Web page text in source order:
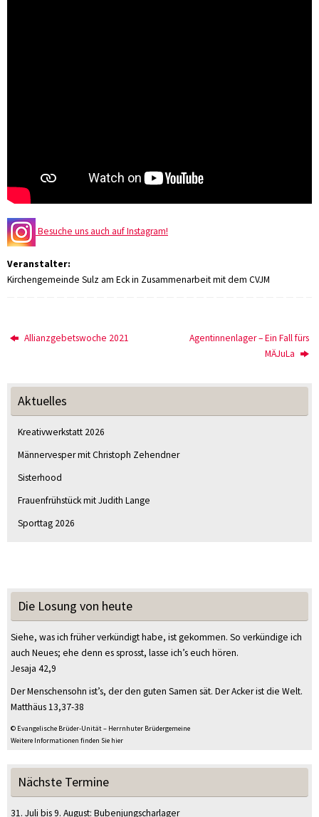
Besuche uns auch auf Instagram!
Veranstalter:
Kirchengemeinde Sulz am Eck in Zusammenarbeit mit dem CVJM
Allianzgebetswoche 2021
Agentinnenlager – Ein Fall fürs
MÄJuLa
Aktuelles
Kreativwerkstatt 2026
Männervesper mit Christoph Zehendner
Sisterhood
Frauenfrühstück mit Judith Lange
Sporttag 2026
Die Losung von heute
Siehe, was ich früher verkündigt habe, ist gekommen. So verkündige ich
auch Neues; ehe denn es sprosst, lasse ich’s euch hören.
Jesaja 42,9
Der Menschensohn ist’s, der den guten Samen sät. Der Acker ist die Welt.
Matthäus 13,37-38
© Evangelische Brüder-Unität – Herrnhuter Brüdergemeine
Weitere Informationen finden Sie hier
Nächste Termine
31. Juli bis9. August: Bubenjungscharlager